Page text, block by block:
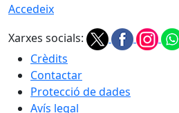
Accedeix
Xarxes socials:
Crèdits
Contactar
Protecció de dades
Avís legal